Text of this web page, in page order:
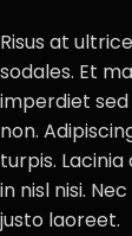
Risus at
sodales. Et
imperdiet
non.
turpis.
in nisl nisi.
justo laoreet.